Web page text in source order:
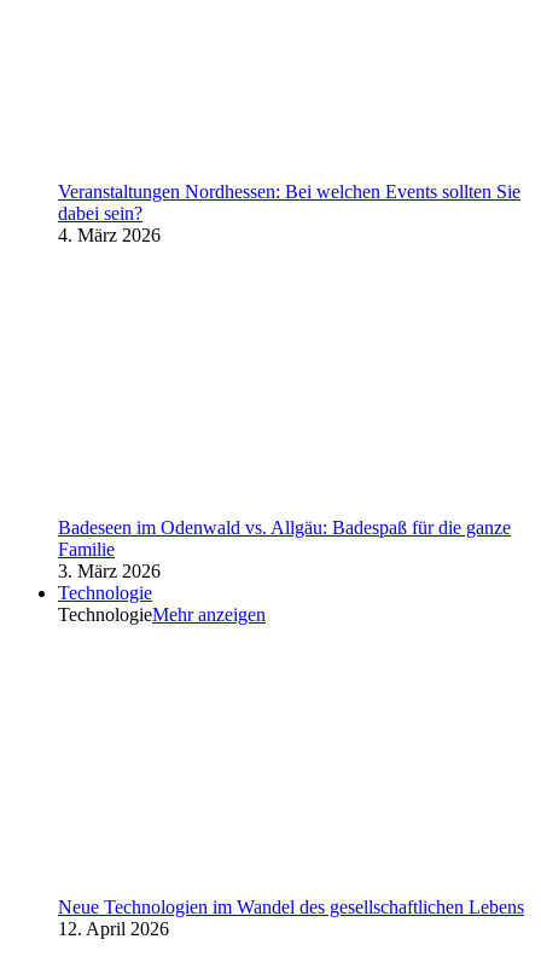
Veranstaltungen Nordhessen: Bei welchen Events sollten Sie
dabei sein?
4. März 2026
Badeseen im Odenwald vs. Allgäu: Badespaß für die ganze
Familie
3. März 2026
Technologie
TechnologieMehr anzeigen
Neue Technologien im Wandel des gesellschaftlichen Lebens
12. April 2026